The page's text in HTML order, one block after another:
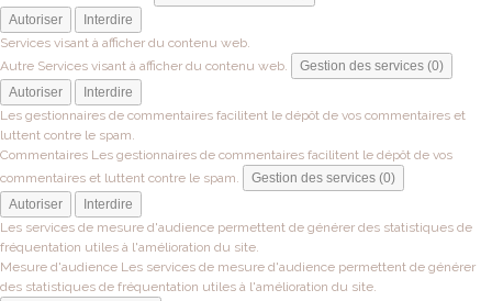
Autoriser
Interdire
Services visant à afficher du contenu web.
Autre Services visant à afficher du contenu web.
Gestion des services (0)
Autoriser
Interdire
Les gestionnaires de commentaires facilitent le dépôt de vos commentaires et
luttent contre le spam.
Commentaires Les gestionnaires de commentaires facilitent le dépôt de vos
commentaires et luttent contre le spam.
Gestion des services (0)
Autoriser
Interdire
Les services de mesure d'audience permettent de générer des statistiques de
fréquentation utiles à l'amélioration du site.
Mesure d'audience Les services de mesure d'audience permettent de générer
des statistiques de fréquentation utiles à l'amélioration du site.